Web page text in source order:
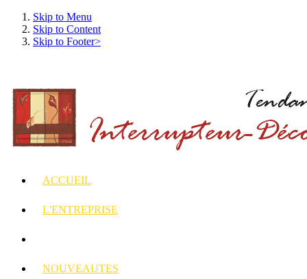
Skip to Menu
Skip to Content
Skip to Footer>
ACCUEIL
L'ENTREPRISE
NOUVEAUTES